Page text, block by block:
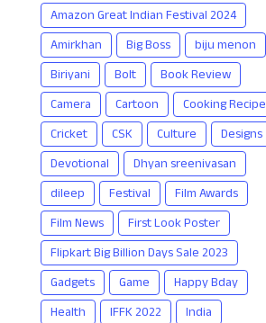
Amazon Great Indian Festival 2024
Amirkhan
Big Boss
biju menon
Biriyani
Bolt
Book Review
Camera
Cartoon
Cooking Recipe
Cricket
CSK Culture
Designs
Devotional
Dhyan sreenivasan
dileep
Festival
Film Awards
Film News
First Look Poster
Flipkart Big Billion Days Sale 2023
Gadgets
Game
Happy Bday
Health
IFFK 2022
India